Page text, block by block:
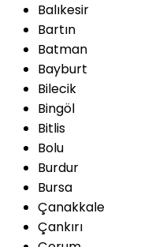
Balıkesir
Bartın
Batman
Bayburt
Bilecik
Bingöl
Bitlis
Bolu
Burdur
Bursa
Çanakkale
Çankırı